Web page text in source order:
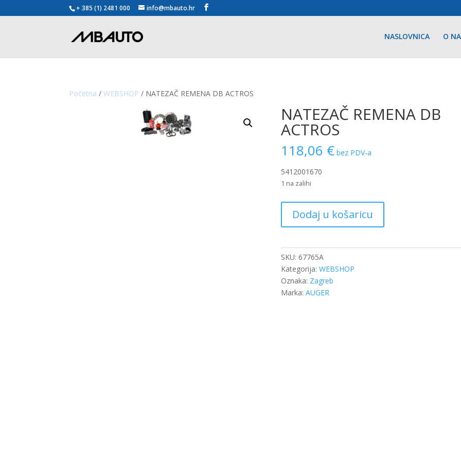
+ 385 (1) 2481 000 info@mbauto.hr
NASLOVNICA O
Početna /WEBSHOP / NATEZAČ REMENA DB ACTROS
NATEZAČ REMENA DB
ACTROS
118,06 € bez PDV-a
5412001670
1 na zalihi
REMENA
DB
količina
Dodaj u košaricu
SKU:67765A
Kategorija:WEBSHOP
Oznaka: Zagreb
Marka:AUGER